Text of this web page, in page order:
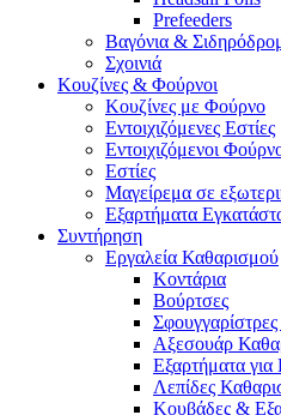
Prefeeders
Βαγόνια &
Σχοινιά
Κουζίνες & Φούρνοι
Κουζίνες με Φούρνο
Εντοιχιζόμενες Εστίες
Εντοιχιζόμενοι
Εστίες
Μαγείρεμα σε
Εξαρτήματα
Συντήρηση
Εργαλεία Καθαρισμού
Κοντάρια
Βούρτσες
Αξεσουάρ
Εξαρτήματα
Λεπίδες
Κουβάδες &